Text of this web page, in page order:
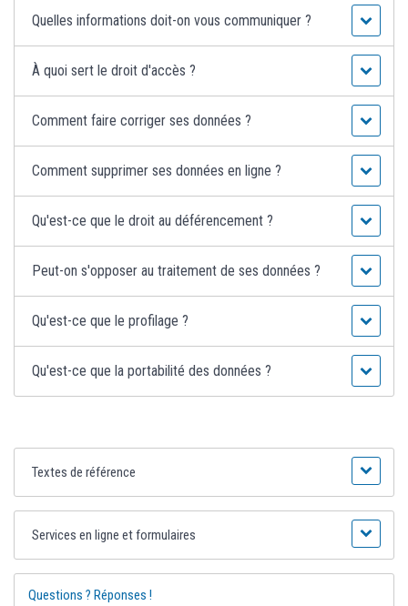
Quelles informations doit-on vous communiquer ?
À quoi sert le droit d'accès ?
Comment faire corriger ses données ?
Comment supprimer ses données en ligne ?
Qu'est-ce que le droit au déférencement ?
Peut-on s'opposer au traitement de ses données ?
Qu'est-ce que le profilage ?
Qu'est-ce que la portabilité des données ?
Textes de référence
Services en ligne et formulaires
Questions ? Réponses !